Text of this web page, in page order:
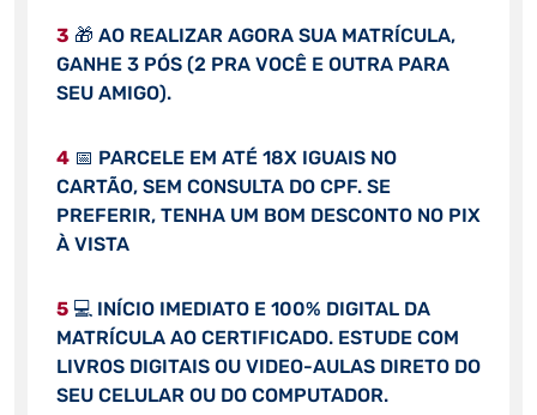
3 🎁 AO REALIZAR AGORA SUA MATRÍCULA,
GANHE 3 PÓS (2 PRA VOCÊ E OUTRA PARA
SEU AMIGO).
4📅 PARCELE EM ATÉ 18X IGUAIS NO
CARTÃO, SEM CONSULTA DO CPF. SE
PREFERIR, TENHA UM BOM DESCONTO NO PIX
À VISTA
5💻 INÍCIO IMEDIATO E 100% DIGITAL DA
MATRÍCULA AO CERTIFICADO. ESTUDE COM
LIVROS DIGITAIS OU VIDEO-AULAS DIRETO DO
SEU CELULAR OU DO COMPUTADOR.